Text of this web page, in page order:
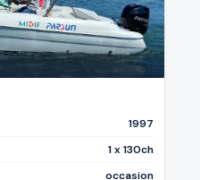
1997
1 x 130ch
occasion